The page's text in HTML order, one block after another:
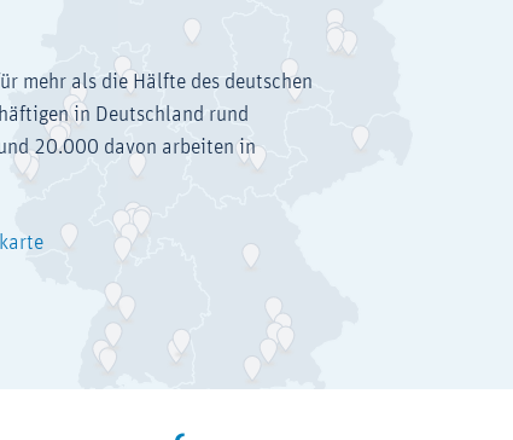
mehr als die Hälfte des deutschen
in Deutschland rund
20.000 davon arbeiten in